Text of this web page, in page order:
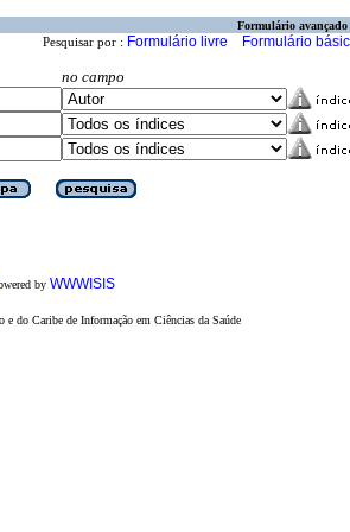
Formulário avançado
Pesquisar por : Formulário livre Formulário
no campo
by WWWISIS
do Caribe de Informação em Ciências da Saúde